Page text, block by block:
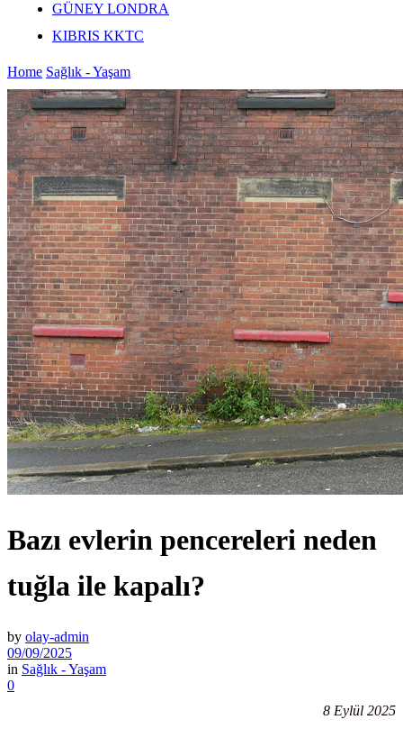
GÜNEY LONDRA
KIBRIS KKTC
Home Sağlık - Yaşam
Bazı evlerin pencereleri neden
tuğla ile kapalı?
by olay-admin
09/09/2025
in Sağlık - Yaşam
0
8 Eylül 2025